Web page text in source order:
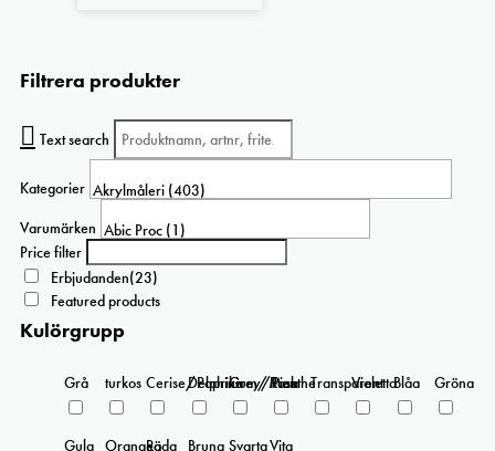
Filtrera produkter
Text search
Kategorier
Varumärken
Price filter
Erbjudanden(23)
Featured products
Kulörgrupp
Grå turkos Cerise/Paprika
Delphinium/Menthe
Grey/Pink
Rosa Transparent
ViolettaBlåa Gröna
Gula OrangeaRöda Bruna SvartaVita